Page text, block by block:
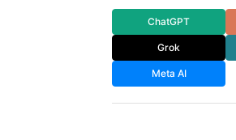
ChatGPT
Grok
Meta AI